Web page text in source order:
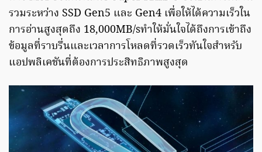
รวมระหว่าง SSD Gen5 และ Gen4 เพื่อให้ได้ความเร็วใน
การอ่านสูงสุดถึง 18,000MB/sทำให้มั่นใจได้ถึงการเข้าถึง
ข้อมูลที่ราบรื่นและเวลาการโหลดที่รวดเร็วทันใจสำหรับ
แอปพลิเคชันที่ต้องการประสิทธิภาพสูงสุด